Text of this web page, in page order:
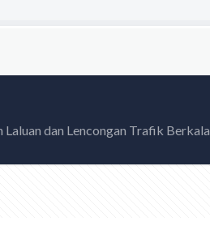
dan Lencongan Trafik